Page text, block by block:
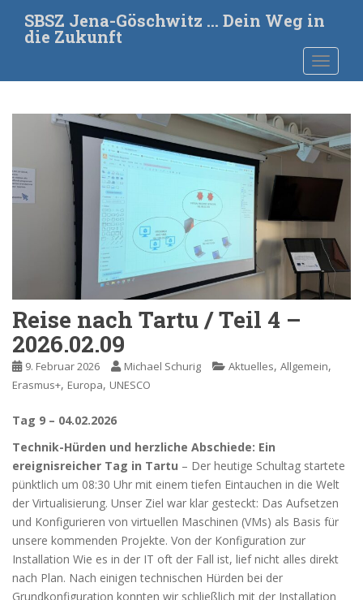
t
SBSZ Jena-Göschwitz … Dein Weg in
die Zukunft
Reise nach Tartu / Teil 4 –
2026.02.09
9. Februar 2026 Michael Schurig Aktuelles, Allgemein,
Erasmus+, Europa, UNESCO
Tag 9 – 04.02.2026
Technik-Hürden und herzliche Abschiede: Ein
ereignisreicher Tag in Tartu – Der heutige Schultag startete
pünktlich um 08:30 Uhr mit einem tiefen Eintauchen in die Welt
der Virtualisierung. Unser Ziel war klar gesteckt: Das Aufsetzen
und Konfigurieren von virtuellen Maschinen (VMs) als Basis für
unsere kommenden Projekte. Von der Konfiguration zur
Installation Wie es in der IT oft der Fall ist, lief nicht alles direkt
nach Plan. Nach einigen technischen Hürden bei der
Grundkonfiguration konnten wir schließlich mit der Installation